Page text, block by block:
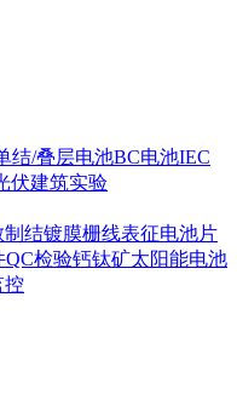
结/叠层电池BC电池IEC
伏建筑实验
制结镀膜栅线表征电池片
QC检验钙钛矿太阳能电池
控